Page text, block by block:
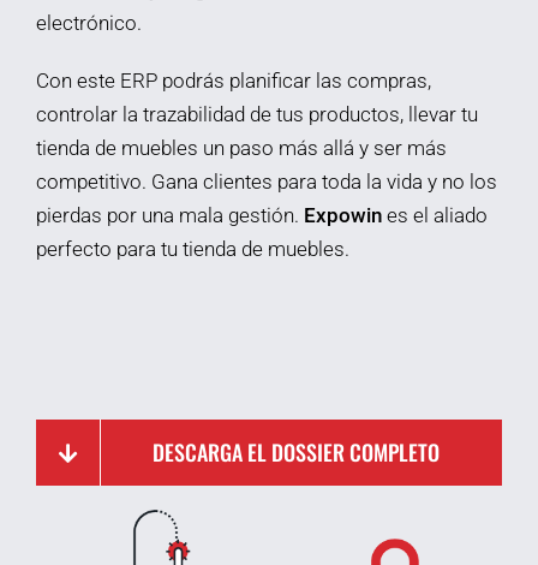
electrónico.
Con este ERP podrás planificar las compras,
controlar la trazabilidad de tus productos, llevar tu
tienda de muebles un paso más allá y ser más
competitivo. Gana clientes para toda la vida y no los
pierdas por una mala gestión. Expowin es el aliado
perfecto para tu tienda de muebles.
DESCARGA EL DOSSIER COMPLETO